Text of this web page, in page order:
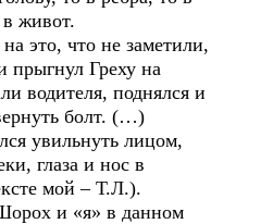
в живот.
это, что не заметили,
прыгнул Греху на
водителя, поднялся и
болт. (…)
увильнуть лицом,
глаза и нос в
мой – Т.Л.).
и «я» в данном